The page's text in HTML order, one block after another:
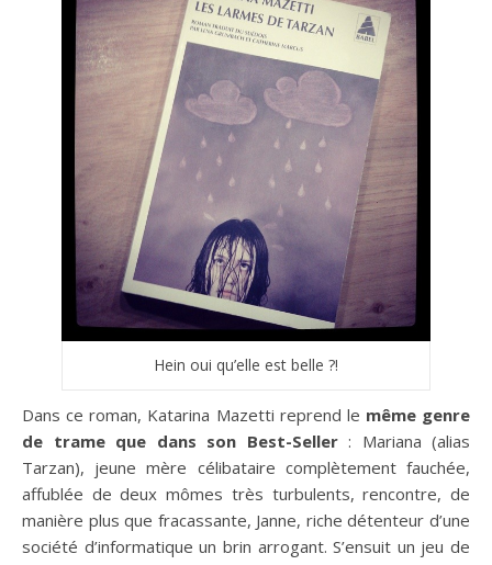
Hein oui qu’elle est belle ?!
Dans ce roman, Katarina Mazetti reprend le même genre
de trame que dans son Best-Seller: Mariana (alias
Tarzan), jeune mère célibataire complètement fauchée,
affublée de deux mômes très turbulents, rencontre, de
manière plus que fracassante, Janne, riche détenteur d’une
société d’informatique un brin arrogant. S’ensuit un jeu de